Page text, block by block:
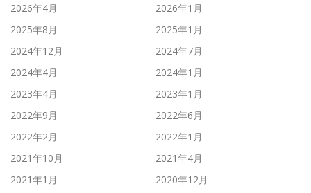
2026年4月
2026年1月
2025年8月
2025年1月
2024年12月
2024年7月
2024年4月
2024年1月
2023年4月
2023年1月
2022年9月
2022年6月
2022年2月
2022年1月
2021年10月
2021年4月
2021年1月
2020年12月